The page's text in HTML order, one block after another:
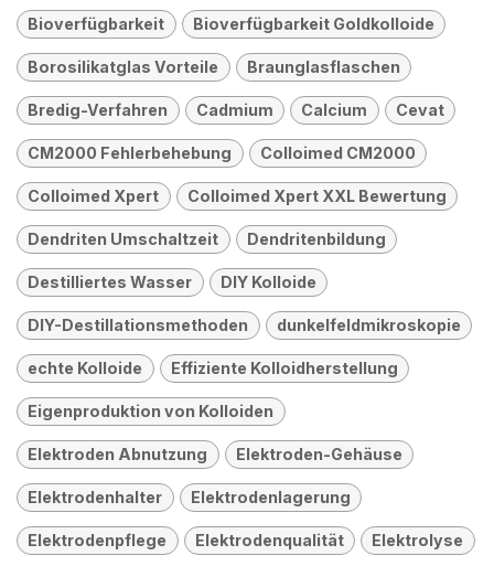
Bioverfügbarkeit Bioverfügbarkeit Goldkolloide
Borosilikatglas Vorteile Braunglasflaschen
Bredig-Verfahren Cadmium Calcium Cevat
CM2000 Fehlerbehebung Colloimed CM2000
Colloimed Xpert Colloimed Xpert XXL Bewertung
Dendriten Umschaltzeit Dendritenbildung
Destilliertes Wasser DIY Kolloide
DIY-Destillationsmethoden dunkelfeldmikroskopie
echte Kolloide Effiziente Kolloidherstellung
Eigenproduktion von Kolloiden
Elektroden Abnutzung Elektroden-Gehäuse
Elektrodenhalter Elektrodenlagerung
Elektrodenpflege Elektrodenqualität Elektrolyse